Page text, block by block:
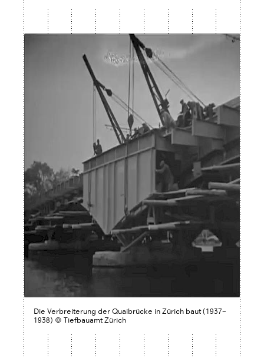
Die Verbreiterung der Quaibrücke in Zürich baut (1937–
1938) © Tiefbauamt Zürich